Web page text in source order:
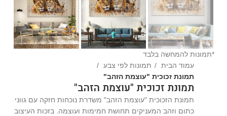
*תמונות להמחשה בלבד
עמוד הבית
תמונות לפי צבע
תמונת זכוכית "עוצמת הזהב"
תמונת זכוכית "עוצמת הזהב"
תמונת הזכוכית "עוצמת הזהב" משדרת נוכחות חזקה עם גווני
כתום וזהב המעניקים תחושת חמימות ועוצמה. בזכות העיצוב